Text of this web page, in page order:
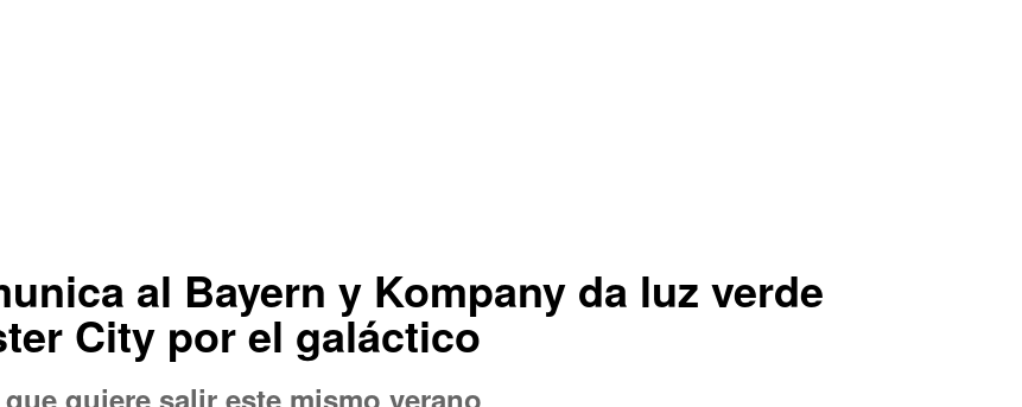
al Bayern y Kompany da luz verde
City por el galáctico
quiere salir este mismo verano